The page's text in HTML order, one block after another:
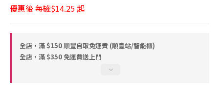
優惠後 每罐$14.25 起
全店，滿 $150 順豐自取免運費 (順豐站/智能櫃)
全店，滿 $350 免運費送上門